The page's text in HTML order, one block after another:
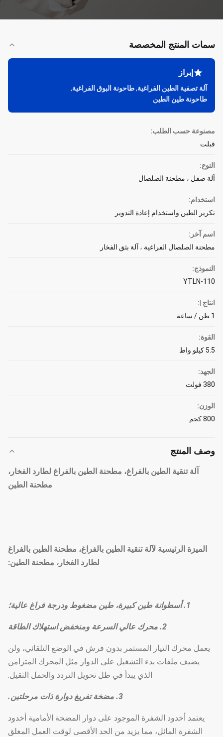
سمات المنتج المخصصة
إبراز
آلة تصفية الطين الفراغية,طاحونة البوق الفراغية,
طاحونة طين الطين
مصنوعة حسب الطلب:
قبلت
النوع:
آلة صقل ، مطحنة الصلصال
استخدام:
تكرير الطين واستخدام إعادة التدوير
اسم آخر:
مطحنة الصلصال الفراغية ، آلة بثق الفخار
النموذج:
YTLN-110
انتاج |:
1 طن / ساعة
القوة:
5.5 كيلو واط
الجهد:
380 فولت
الوزن:
800 كجم
وصف المنتج
آلة تنقية الطين بالفراغ، مطحنة الطين بالفراغ لطارد الفخار،
مطحنة الطين
الميزة الرئيسية لآلة تنقية الطين بالفراغ، مطحنة الطين بالفراغ
لطارد الفخار، مطحنة الطين:
1. أسطوانة طين كبيرة، طين مضغوط ودرجة فراغ عالية؛
2. محرك عالي السرعة ومنخفض استهلاك الطاقة
يعمل محرك التيار المستمر بدون فرش في الوضع التلقائي، ولن
يضيف ملفات بدء التشغيل على الدوار مثل المحرك المتزامن
الذي يبدأ في ظل تحويل التردد والحمل الثقيل.
3. مضخة تفريغ دوارة ذات مرحلتين.
يعتمد أخدود الشفرة الموجود على دوار المضخة الأمامية أخدود
الشفرة المائل، مما يزيد من الحد الأقصى لوقت العمل المغلق